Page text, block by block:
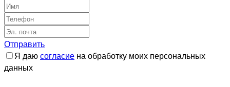
Отправить
Я даюсогласие на обработку моих персональных
данных